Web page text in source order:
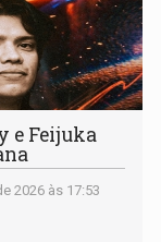
e Feijuka
2026 às 17:53